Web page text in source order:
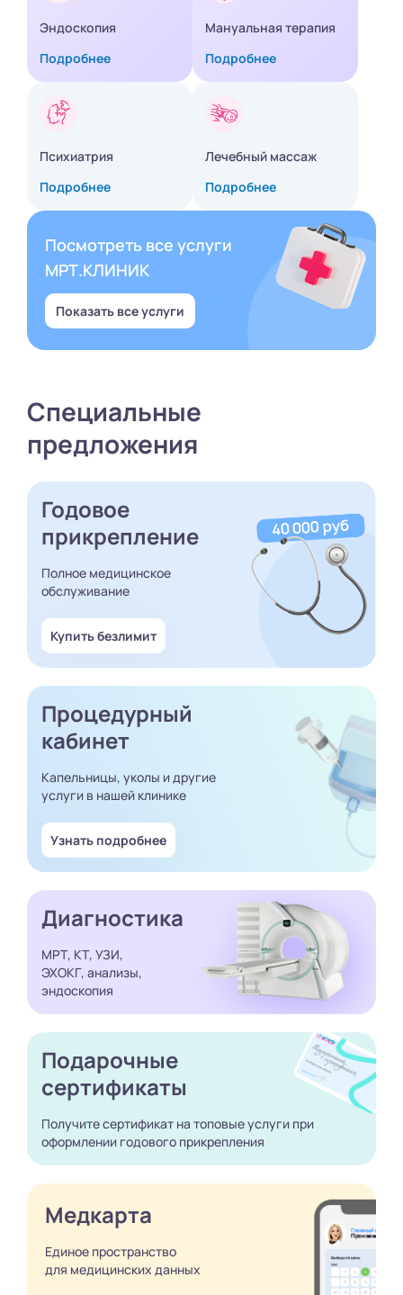
Эндоскопия
Подробнее
Мануальная терапия
Подробнее
Психиатрия
Подробнее
Лечебный массаж
Подробнее
Посмотреть все услуги
МРТ.КЛИНИК
Показать все услуги
Специальные
предложения
Годовое
прикрепление
Полное медицинское
обслуживание
Купить безлимит
Процедурный
кабинет
Капельницы, уколы и другие
услуги в нашей клинике
Узнать подробнее
Диагностика
МРТ, КТ, УЗИ,
ЭХОКГ, анализы,
эндоскопия
Подарочные
сертификаты
Получите сертификат на топовые услуги при
оформлении годового прикрепления
Медкарта
Единое пространство
для медицинских данных